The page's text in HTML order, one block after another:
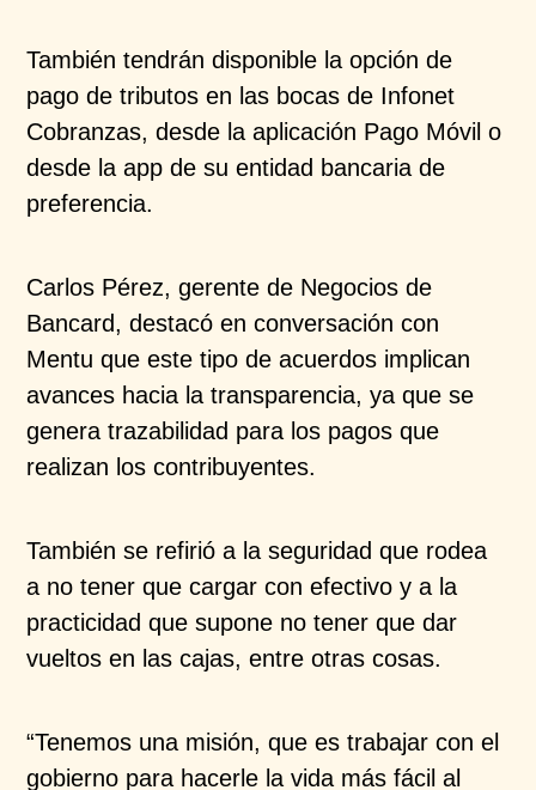
También tendrán disponible la opción de
pago de tributos en las bocas de Infonet
Cobranzas, desde la aplicación Pago Móvil o
desde la app de su entidad bancaria de
preferencia.
Carlos Pérez, gerente de Negocios de
Bancard, destacó en conversación con
Mentu que este tipo de acuerdos implican
avances hacia la transparencia, ya que se
genera trazabilidad para los pagos que
realizan los contribuyentes.
También se refirió a la seguridad que rodea
a no tener que cargar con efectivo y a la
practicidad que supone no tener que dar
vueltos en las cajas, entre otras cosas.
“Tenemos una misión, que es trabajar con el
gobierno para hacerle la vida más fácil al